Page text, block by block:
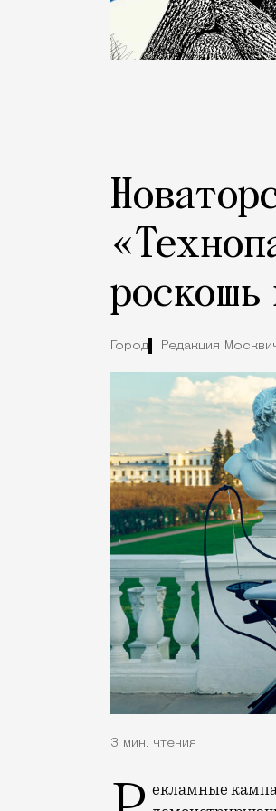
роскошь
Город Редакция
3 мин. чтения